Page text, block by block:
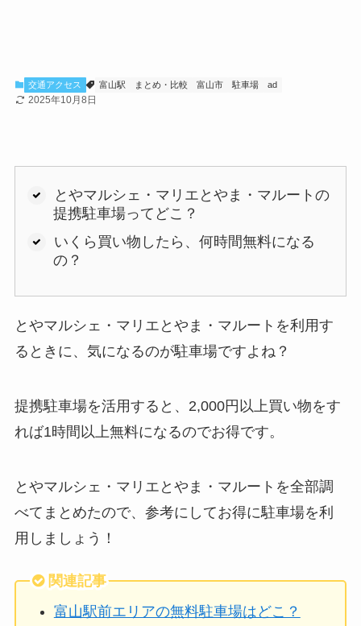
交通アクセス 富山駅 まとめ・比較 富山市 駐車場 ad
2025年10月8日
とやマルシェ・マリエとやま・マルートの
提携駐車場ってどこ？
いくら買い物したら、何時間無料になる
の？
とやマルシェ・マリエとやま・マルートを利用す
るときに、気になるのが駐車場ですよね？
提携駐車場を活用すると、2,000円以上買い物をす
れば1時間以上無料になるのでお得です。
とやマルシェ・マリエとやま・マルートを全部調
べてまとめたので、参考にしてお得に駐車場を利
用しましょう！
関連記事
富山駅前エリアの無料駐車場はどこ？